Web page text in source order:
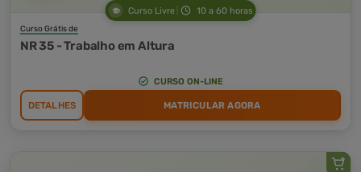
Curso Livre 10 a 60 horas
Curso Grátis de
NR 35 - Trabalho em Altura
CURSO ON-LINE
DETALHES MATRICULAR AGORA